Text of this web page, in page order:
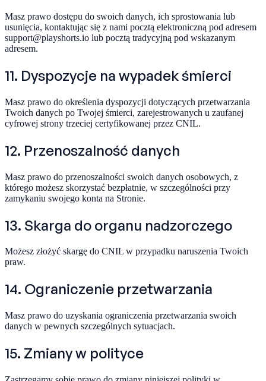
Masz prawo dostępu do swoich danych, ich sprostowania lub
usunięcia, kontaktując się z nami pocztą elektroniczną pod adresem
support@playshorts.io lub pocztą tradycyjną pod wskazanym
adresem.
11. Dyspozycje na wypadek śmierci
Masz prawo do określenia dyspozycji dotyczących przetwarzania
Twoich danych po Twojej śmierci, zarejestrowanych u zaufanej
cyfrowej strony trzeciej certyfikowanej przez CNIL.
12. Przenoszalność danych
Masz prawo do przenoszalności swoich danych osobowych, z
którego możesz skorzystać bezpłatnie, w szczególności przy
zamykaniu swojego konta na Stronie.
13. Skarga do organu nadzorczego
Możesz złożyć skargę do CNIL w przypadku naruszenia Twoich
praw.
14. Ograniczenie przetwarzania
Masz prawo do uzyskania ograniczenia przetwarzania swoich
danych w pewnych szczególnych sytuacjach.
15. Zmiany w polityce